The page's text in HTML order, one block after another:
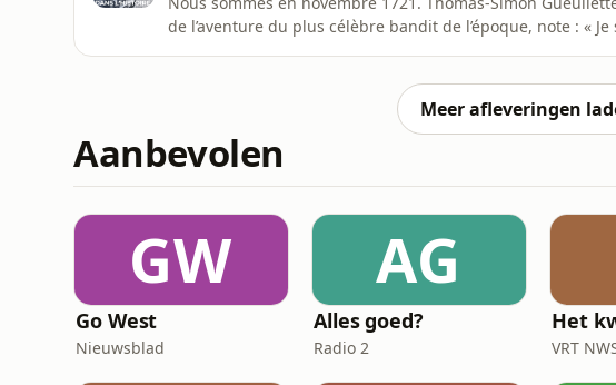
de l’aventure du plus célèbre bandit de l’époque, note : «
Meer afleveringen
Aanbevolen
GW
Go West
Nieuwsblad
AG
Alles goed?
Radio 2
Het
VRT